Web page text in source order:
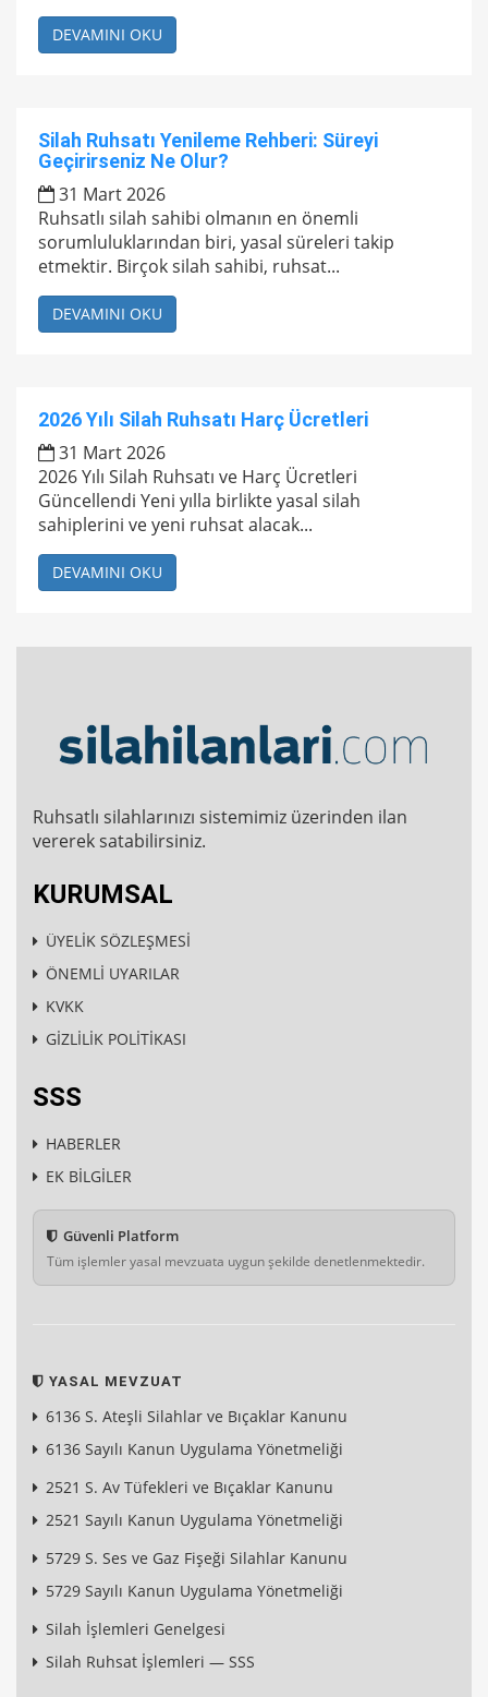
DEVAMINI OKU
Silah Ruhsatı Yenileme Rehberi: Süreyi
Geçirirseniz Ne Olur?
31 Mart 2026
Ruhsatlı silah sahibi olmanın en önemli
sorumluluklarından biri, yasal süreleri takip
etmektir. Birçok silah sahibi, ruhsat...
DEVAMINI OKU
2026 Yılı Silah Ruhsatı Harç Ücretleri
31 Mart 2026
2026 Yılı Silah Ruhsatı ve Harç Ücretleri
Güncellendi Yeni yılla birlikte yasal silah
sahiplerini ve yeni ruhsat alacak...
DEVAMINI OKU
Ruhsatlı silahlarınızı sistemimiz üzerinden ilan
vererek satabilirsiniz.
KURUMSAL
ÜYELİK SÖZLEŞMESİ
ÖNEMLİ UYARILAR
KVKK
GİZLİLİK POLİTİKASI
SSS
HABERLER
EK BİLGİLER
Güvenli Platform
Tüm işlemler yasal mevzuata uygun şekilde denetlenmektedir.
YASAL MEVZUAT
6136 S. Ateşli Silahlar ve Bıçaklar Kanunu
6136 Sayılı Kanun Uygulama Yönetmeliği
2521 S. Av Tüfekleri ve Bıçaklar Kanunu
2521 Sayılı Kanun Uygulama Yönetmeliği
5729 S. Ses ve Gaz Fişeği Silahlar Kanunu
5729 Sayılı Kanun Uygulama Yönetmeliği
Silah İşlemleri Genelgesi
Silah Ruhsat İşlemleri — SSS